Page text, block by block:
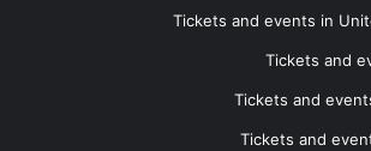
Tickets and events in
Tickets and
Tickets and
Tickets and